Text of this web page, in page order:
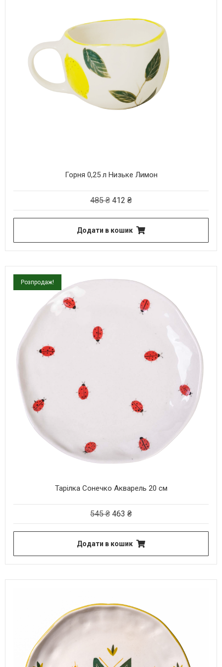
Горня 0,25 л Низьке Лимон
485₴ 412 ₴
Додати в кошик
Розпродаж!
Тарілка Сонечко Акварель 20 см
545₴ 463 ₴
Додати в кошик